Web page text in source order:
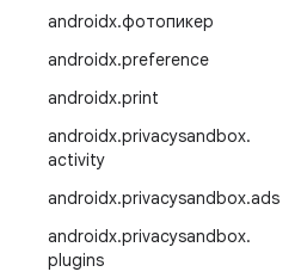
androidx.фотопикер
androidx.preference
androidx.print
androidx.privacysandbox.
activity
androidx.privacysandbox.ads
androidx.privacysandbox.
plugins
Безопасность
Исходный код
Новости
Подкасты